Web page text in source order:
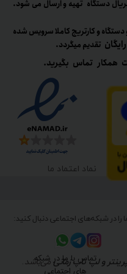
و لپ تاپ زمانی می‌باشد.
را در شبکه‌های اجتماعی دنبال کنید:
نماد اعتماد ما
همکار تماس بگیرید.
دستگاه تهیه و ارسال می شود.
تماس با ما در شبکه
های اجتماعی
و کارتریج کاملا سرویس شده
رایگان تقدیم میگردد.​​​​​​​